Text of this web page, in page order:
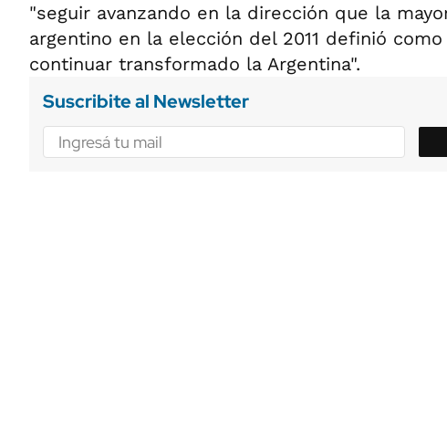
"seguir avanzando en la dirección que la
argentino en la elección del 2011 definió
continuar transformado la Argentina".
Suscribite al Newsletter